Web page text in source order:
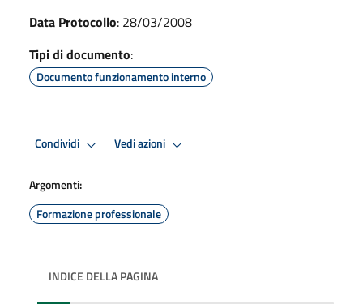
Data Protocollo: 28/03/2008
Tipi di documento:
Documento funzionamento interno
Condividi Vedi azioni
Argomenti:
Formazione professionale
INDICE DELLA PAGINA